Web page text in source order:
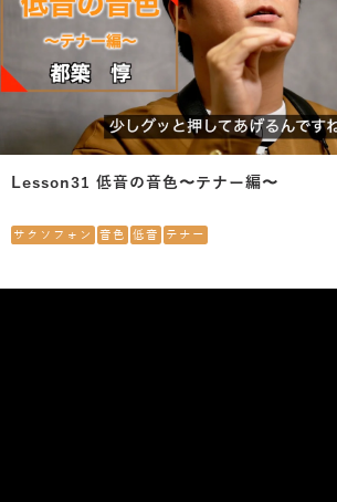
Lesson31 低音の音色〜テナー編〜
サクソフォン 音色 低音 テナー